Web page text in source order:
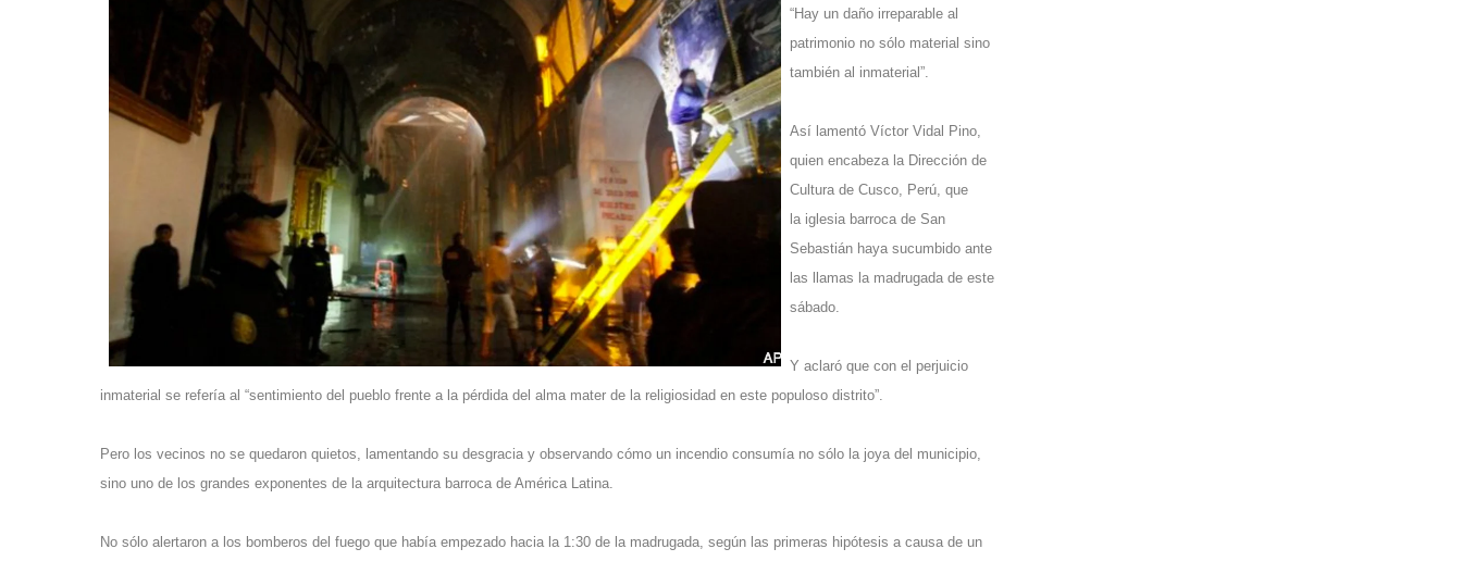
“Hay un daño irreparable al
patrimonio no sólo material sino
también al inmaterial”.
Así lamentó Víctor Vidal Pino,
quien encabeza la Dirección de
Cultura de Cusco, Perú, que
la iglesia barroca de San
Sebastián haya sucumbido ante
las llamas la madrugada de este
sábado.
Y aclaró que con el perjuicio
inmaterial se refería al “sentimiento del pueblo frente a la pérdida del alma mater de la religiosidad en este populoso distrito”.
Pero los vecinos no se quedaron quietos, lamentando su desgracia y observando cómo un incendio consumía no sólo la joya del municipio,
sino uno de los grandes exponentes de la arquitectura barroca de América Latina.
No sólo alertaron a los bomberos del fuego que había empezado hacia la 1:30 de la madrugada, según las primeras hipótesis a causa de un